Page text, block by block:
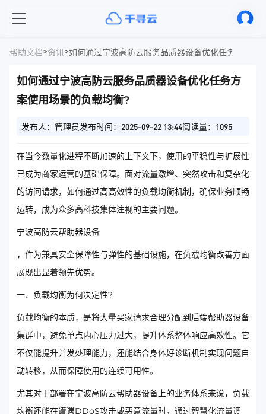
帮助文档>资讯>如何通过宁波高防云服务品质器设备优化任务方案使
如何通过宁波高防云服务品质器设备优化任务方
案使用场景的负载均衡?
发布人：管理员发布时间：2025-09-22 13:44阅读量：1095
在当今数量化进程不断加速的上下文下，使用的平稳性与扩展性
已成为商家运营的基础保障。面对流量激增、突然攻击和复杂化
的访问请求，如何通过高高效性的负载均衡机制，确保业务顺畅
运转，成为众多高科技集体注视的主要问题。
宁波高防云帮助器设备
，作为兼具安全保障性与弹性的基础设施，在负载均衡改善方面
展现出显着领先优势。
一、负载均衡为何决定性?
负载均衡的本质，是将大量买家请求合理分配到后端帮助器设备
集群中，避免单点内心压力过大，提升体系整体响应高效性。它
不仅能提升并发处理能力，还能结合身体好诊断机制实现问题自
动转移，从而保障使用的连续可用性。
尤其对于部署在宁波高防云帮助器设备上的业务体系来说，负载
均衡还能在遭遇DDoS攻击或恶意流量时，通过智慧化流量调